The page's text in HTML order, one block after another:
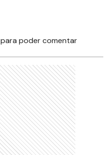
para poder comentar